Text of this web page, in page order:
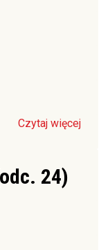
Czytaj więcej
24)